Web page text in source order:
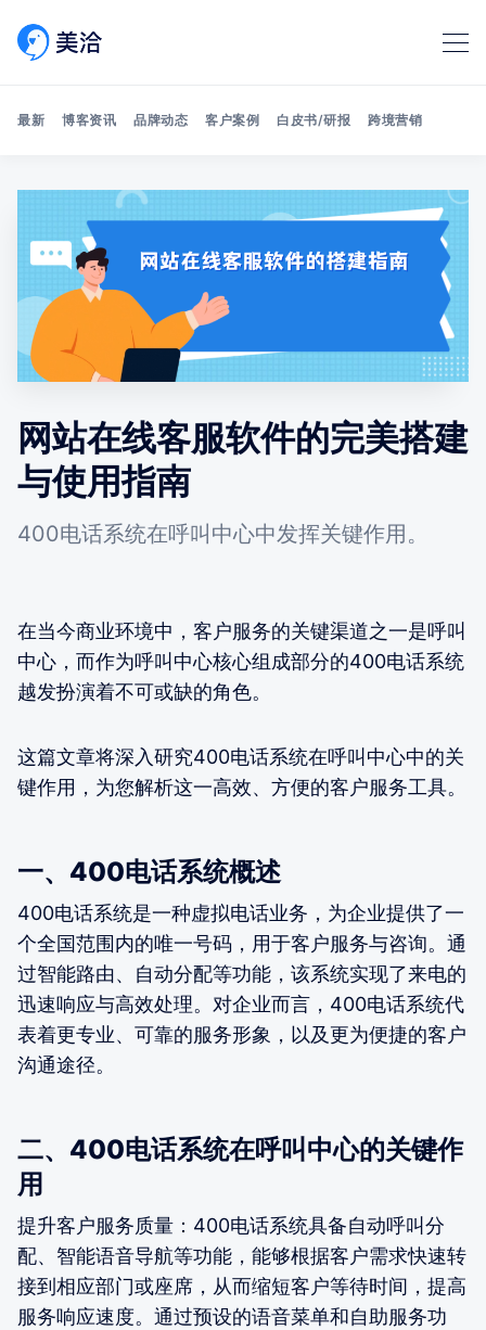
最新 博客资讯 品牌动态 客户案例 白皮书/研报 跨境营销
网站在线客服软件的完美搭建
与使用指南
400电话系统在呼叫中心中发挥关键作用。
在当今商业环境中，客户服务的关键渠道之一是呼叫
中心，而作为呼叫中心核心组成部分的400电话系统
越发扮演着不可或缺的角色。
这篇文章将深入研究400电话系统在呼叫中心中的关
键作用，为您解析这一高效、方便的客户服务工具。
一、400电话系统概述
400电话系统是一种虚拟电话业务，为企业提供了一
个全国范围内的唯一号码，用于客户服务与咨询。通
过智能路由、自动分配等功能，该系统实现了来电的
迅速响应与高效处理。对企业而言，400电话系统代
表着更专业、可靠的服务形象，以及更为便捷的客户
沟通途径。
二、400电话系统在呼叫中心的关键作
用
提升客户服务质量：400电话系统具备自动呼叫分
配、智能语音导航等功能，能够根据客户需求快速转
接到相应部门或座席，从而缩短客户等待时间，提高
服务响应速度。通过预设的语音菜单和自助服务功